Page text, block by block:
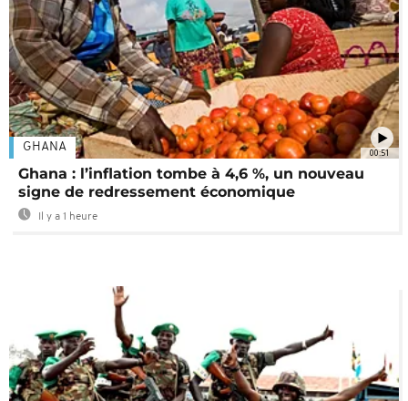
00:51
GHANA
Ghana : l’inflation tombe à 4,6 %, un nouveau
signe de redressement économique
Il y a 1 heure